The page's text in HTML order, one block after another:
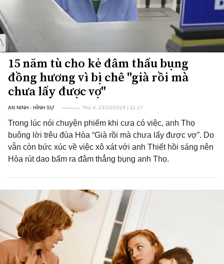
15 năm tù cho kẻ đâm thấu bụng
đồng hương vì bị chê "già rồi mà
chưa lấy được vợ"
AN NINH - HÌNH SỰ Thứ 4, 23/10/2019 | 11:17
Trong lúc nói chuyện phiếm khi cưa có việc, anh Thọ
buông lời trêu đùa Hòa “Già rồi mà chưa lấy được vợ”. Do
vẫn còn bức xúc về việc xô xát với anh Thiết hồi sáng nên
Hòa rút dao bấm ra đâm thẳng bụng anh Thọ.